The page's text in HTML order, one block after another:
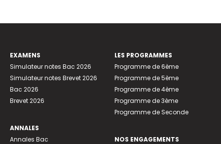
EXAMENS
Simulateur notes Bac 2026
Simulateur notes Brevet 2026
Bac 2026
Brevet 2026
ANNALES
Annales Bac
LES PROGRAMMES
Programme de 6ème
Programme de 5ème
Programme de 4ème
Programme de 3ème
Programme de Seconde
NOS ENGAGEMENTS